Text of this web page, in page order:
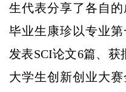
生代表分享了各自
毕业生康珍以专业
发表SCI论文6篇、
大学生创新创业大